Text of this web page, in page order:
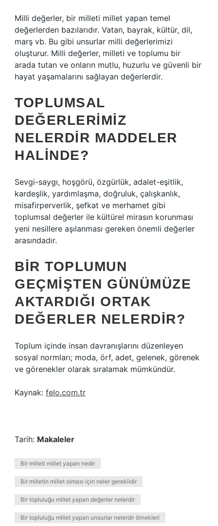
Milli değerler, bir milleti millet yapan temel
değerlerden bazılarıdır. Vatan, bayrak, kültür, dil,
marş vb. Bu gibi unsurlar milli değerlerimizi
oluşturur. Milli değerler, milleti ve toplumu bir
arada tutan ve onların mutlu, huzurlu ve güvenli bir
hayat yaşamalarını sağlayan değerlerdir.
TOPLUMSAL
DEĞERLERIMIZ
NELERDIR MADDELER
HALINDE?
Sevgi-saygı, hoşgörü, özgürlük, adalet-eşitlik,
kardeşlik, yardımlaşma, doğruluk, çalışkanlık,
misafirperverlik, şefkat ve merhamet gibi
toplumsal değerler ile kültürel mirasın korunması
yeni nesillere aşılanması gereken önemli değerler
arasındadır.
BIR TOPLUMUN
GEÇMIŞTEN GÜNÜMÜZE
AKTARDIĞI ORTAK
DEĞERLER NELERDIR?
Toplum içinde insan davranışlarını düzenleyen
sosyal normları; moda, örf, adet, gelenek, görenek
ve görenekler olarak sıralamak mümkündür.
Kaynak: felo.com.tr
Tarih: Makaleler
Bir milleti millet yapan nedir
Bir milletin millet olması için neler gereklidir
Bir topluluğu millet yapan değerler nelerdir
Bir topluluğu millet yapan unsurlar nelerdir örnekleri